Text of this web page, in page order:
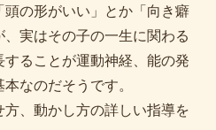
の形がいい」とか「向き癖
実はその子の一生に関わる
ることが運動神経、能の発
なのだそうです。
、動かし方の詳しい指導を